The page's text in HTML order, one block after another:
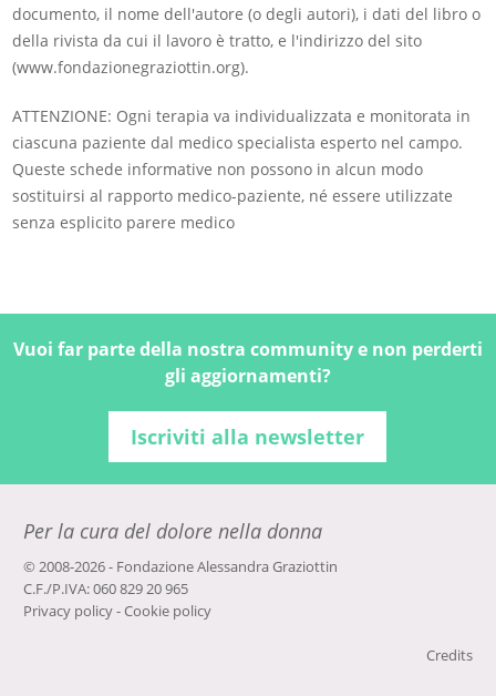
documento, il nome dell'autore (o degli autori), i dati del libro o
della rivista da cui il lavoro è tratto, e l'indirizzo del sito
(www.fondazionegraziottin.org).
ATTENZIONE: Ogni terapia va individualizzata e monitorata in
ciascuna paziente dal medico specialista esperto nel campo.
Queste schede informative non possono in alcun modo
sostituirsi al rapporto medico-paziente, né essere utilizzate
senza esplicito parere medico
Vuoi far parte della nostra community e non perderti
gli aggiornamenti?
Iscriviti alla newsletter
Per la cura del dolore nella donna
© 2008-2026 - Fondazione Alessandra Graziottin
C.F./P.IVA: 060 829 20 965
Privacy policy-Cookie policy
Credits